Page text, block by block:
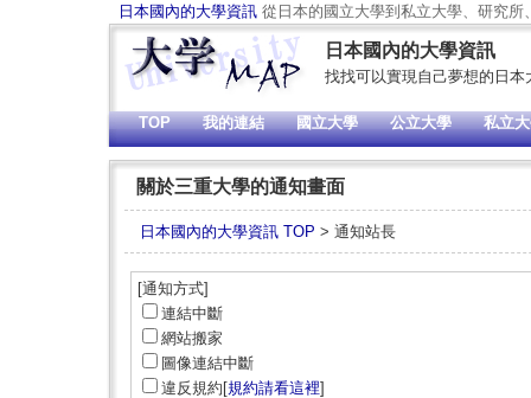
日本國內的大學資訊 從日本的國立大學到私立大學、研究
日本國內的大學資訊
找找可以實現自己夢想的日
TOP 我的連結 國立大學 公立大學 私立
關於三重大學的通知畫面
日本國內的大學資訊 TOP > 通知站長
[通知方式]
連結中斷
網站搬家
圖像連結中斷
違反規約[規約請看這裡]